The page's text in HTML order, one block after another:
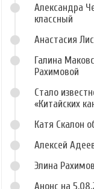
Александра
классный
Анастасия
Галина
Рахимовой
Стало
«Китайских
Катя Скалон
Алексей
Элина
Анонс на